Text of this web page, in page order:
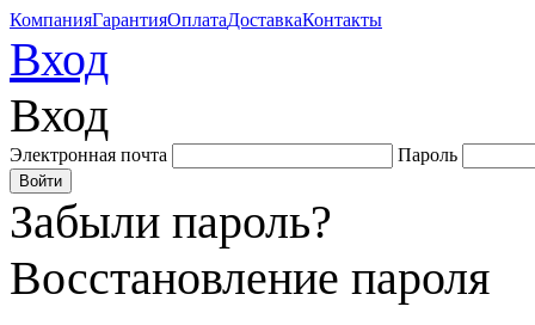
КомпанияГарантияОплатаДоставкаКонтакты
Вход
Вход
Электронная почта Пароль
Забыли пароль?
Восстановление пароля